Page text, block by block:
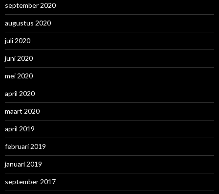
september 2020
augustus 2020
juli 2020
juni 2020
mei 2020
april 2020
maart 2020
april 2019
februari 2019
januari 2019
september 2017